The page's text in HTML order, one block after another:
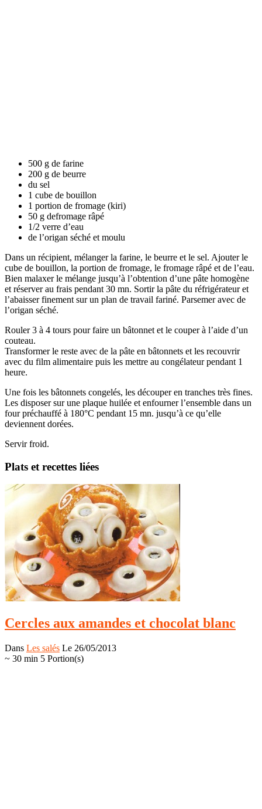
500 g de farine
200 g de beurre
du sel
1 cube de bouillon
1 portion de fromage (kiri)
50 g defromage râpé
1/2 verre d’eau
de l’origan séché et moulu
Dans un récipient, mélanger la farine, le beurre et le sel. Ajouter le
cube de bouillon, la portion de fromage, le fromage râpé et de l’eau.
Bien malaxer le mélange jusqu’à l’obtention d’une pâte homogène
et réserver au frais pendant 30 mn. Sortir la pâte du réfrigérateur et
l’abaisser finement sur un plan de travail fariné. Parsemer avec de
l’origan séché.
Rouler 3 à 4 tours pour faire un bâtonnet et le couper à l’aide d’un
couteau.
Transformer le reste avec de la pâte en bâtonnets et les recouvrir
avec du film alimentaire puis les mettre au congélateur pendant 1
heure.
Une fois les bâtonnets congelés, les découper en tranches très fines.
Les disposer sur une plaque huilée et enfourner l’ensemble dans un
four préchauffé à 180°C pendant 15 mn. jusqu’à ce qu’elle
deviennent dorées.
Servir froid.
Plats et recettes liées
Cercles aux amandes et chocolat blanc
Dans Les salés Le 26/05/2013
~ 30 min 5 Portion(s)